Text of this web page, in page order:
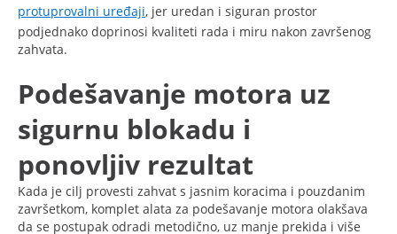
protuprovalni uređaji, jer uredan i siguran prostor
podjednako doprinosi kvaliteti rada i miru nakon završenog
zahvata.
Podešavanje motora uz
sigurnu blokadu i
ponovljiv rezultat
Kada je cilj provesti zahvat s jasnim koracima i pouzdanim
završetkom, komplet alata za podešavanje motora olakšava
da se postupak odradi metodično, uz manje prekida i više